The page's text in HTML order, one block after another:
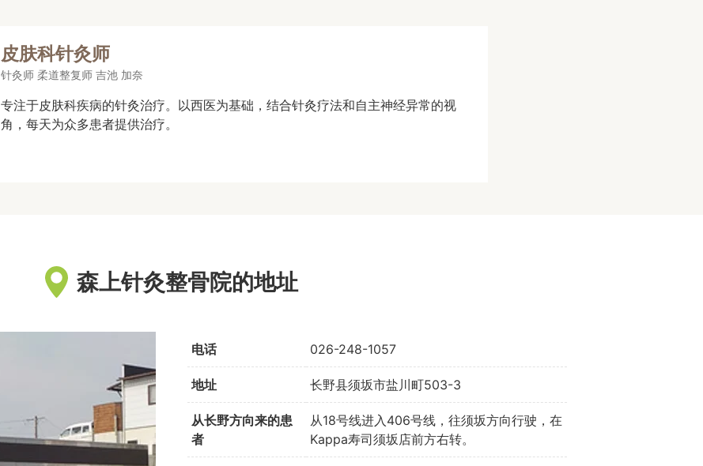
皮肤科针灸师
针灸师 柔道整复师 吉池 加奈
专注于皮肤科疾病的针灸治疗。以西医为基础，结合针灸疗法和自主神经异常的视
角，每天为众多患者提供治疗。
森上针灸整骨院的地址
电话 026-248-1057
地址 长野县须坂市盐川町503-3
从长野方向来的患
者
从18号线进入406号线，往须坂方向行驶，在
Kappa寿司须坂店前方右转。